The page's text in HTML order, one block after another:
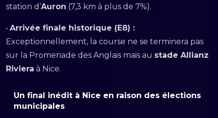
station d’Auron (7,3 km à plus de 7%).
• Arrivée finale historique (E8) :
Exceptionnellement, la course ne se terminera pas
sur la Promenade des Anglais mais au stade Allianz
Riviera à Nice.
Un final inédit à Nice en raison des élections
municipales